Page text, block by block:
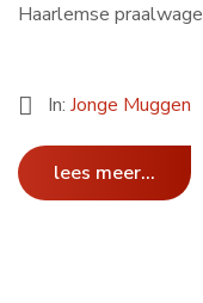
Haarlemse
In:Jonge Muggen
lees meer...